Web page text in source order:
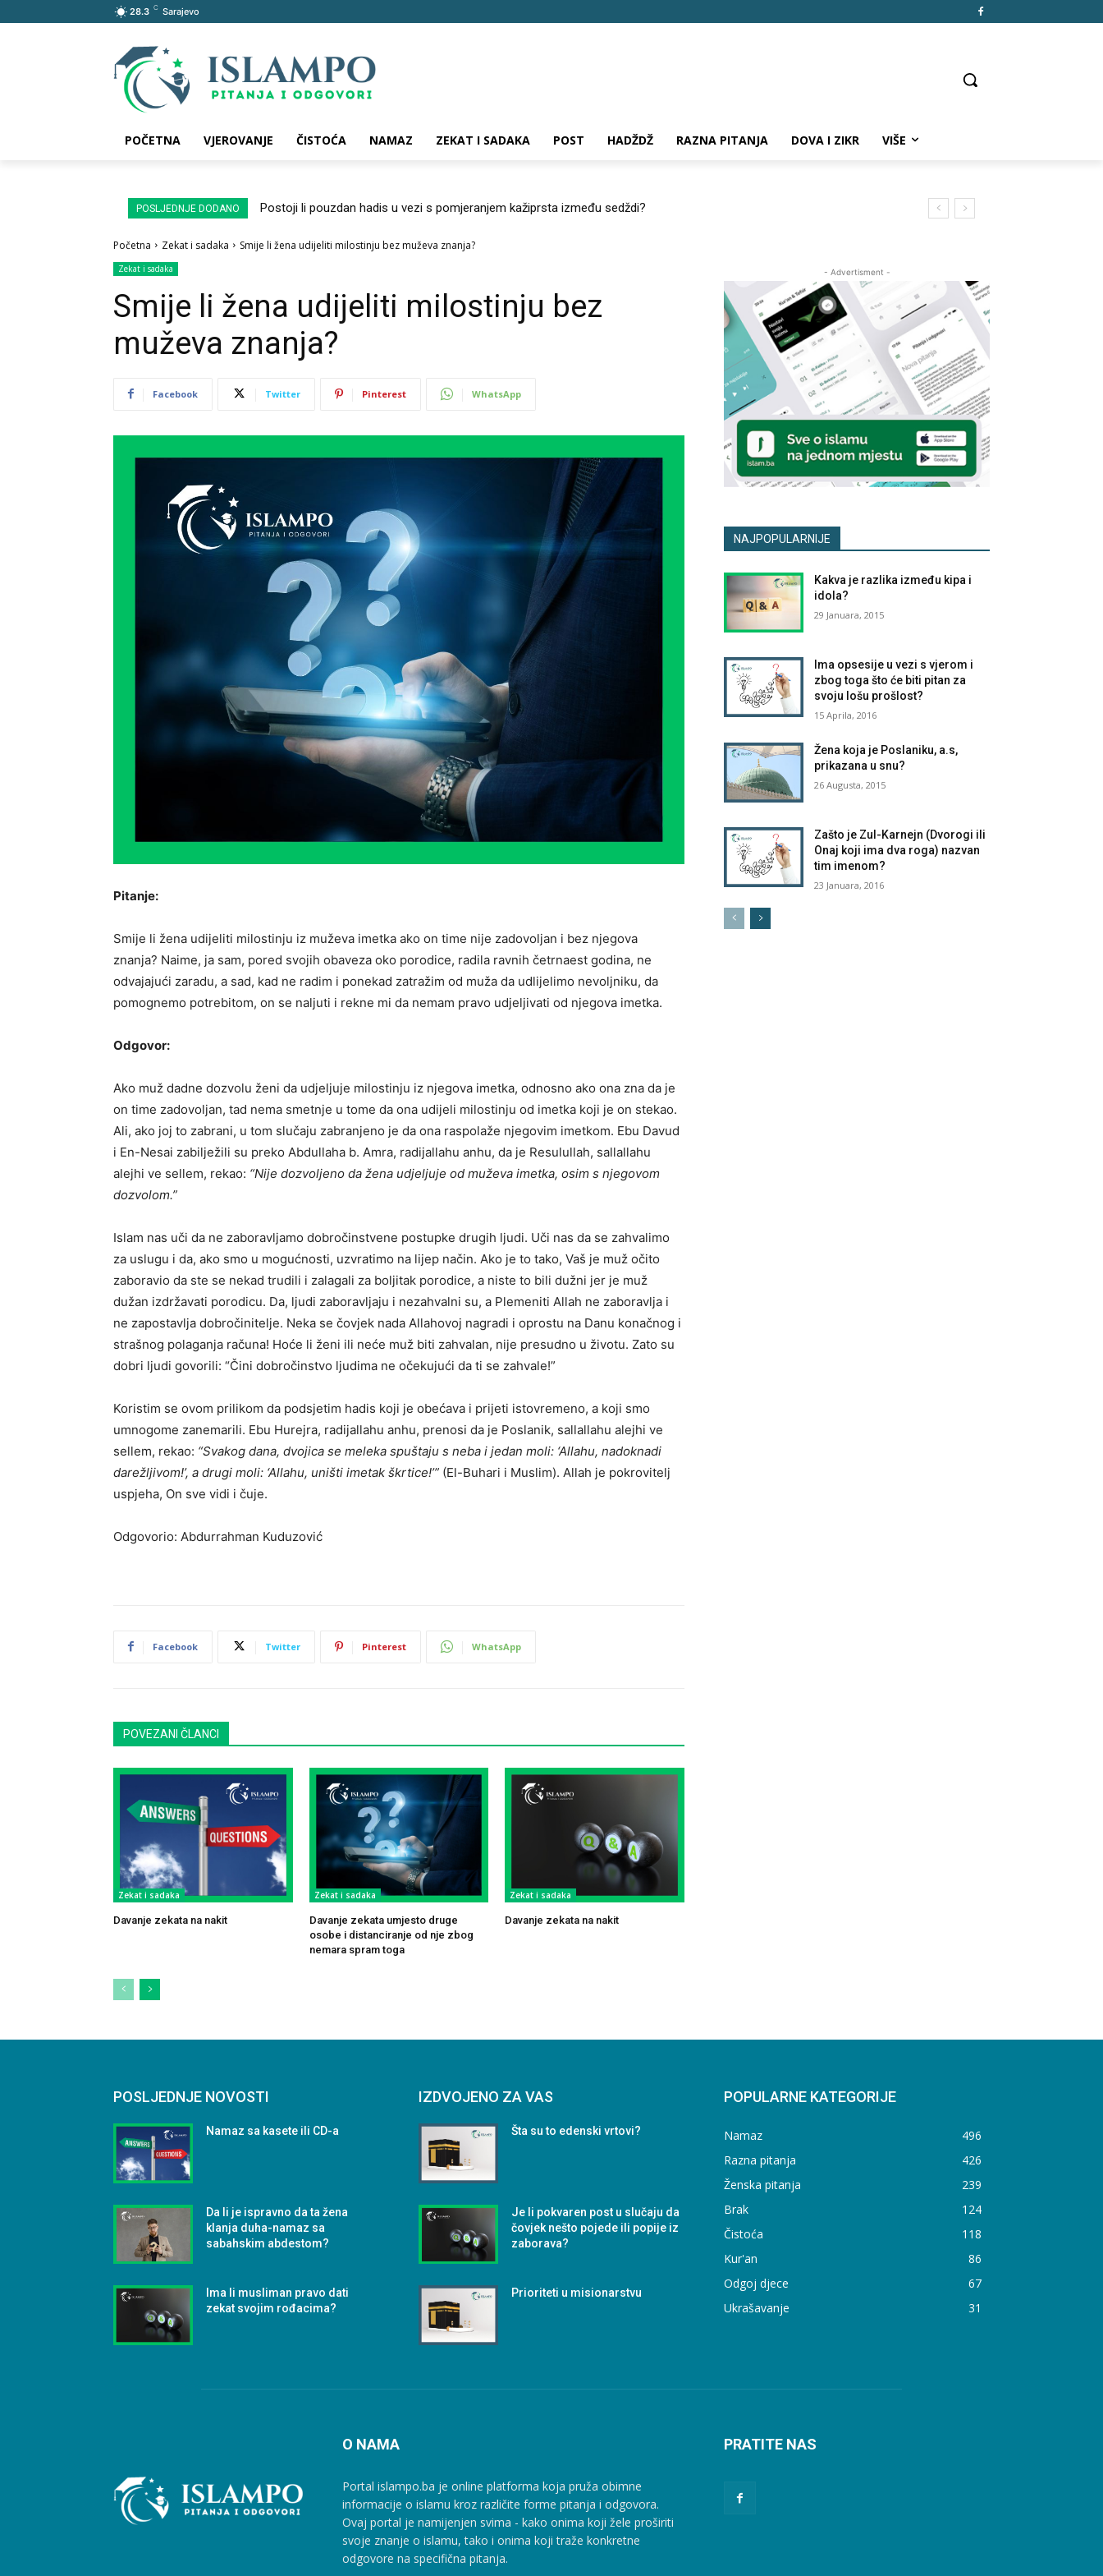
28.3 C Sarajevo
POČETNA VJEROVANJE ČISTOĆA NAMAZ ZEKAT I SADAKA POST HADŽDŽ RAZNA PITANJA DOVA I ZIKR VIŠE
POSLJEDNJE DODANO Postoji li pouzdan hadis u vezi s pomjeranjem kažiprsta između sedždi?
Početna Zekat i sadaka Smije li žena udijeliti milostinju bez muževa znanja?
Zekat i sadaka
Smije li žena udijeliti milostinju bez
muževa znanja?
Facebook Twitter Pinterest WhatsApp
Pitanje:
Smije li žena udijeliti milostinju iz muževa imetka ako on time nije zadovoljan i bez njegova
znanja? Naime, ja sam, pored svojih obaveza oko porodice, radila ravnih četrnaest godina, ne
odvajajući zaradu, a sad, kad ne radim i ponekad zatražim od muža da udlijelimo nevoljniku, da
pomognemo potrebitom, on se naljuti i rekne mi da nemam pravo udjeljivati od njegova imetka.
Odgovor:
Ako muž dadne dozvolu ženi da udjeljuje milostinju iz njegova imetka, odnosno ako ona zna da je
on time zadovoljan, tad nema smetnje u tome da ona udijeli milostinju od imetka koji je on stekao.
Ali, ako joj to zabrani, u tom slučaju zabranjeno je da ona raspolaže njegovim imetkom. Ebu Davud
i En-Nesai zabilježili su preko Abdullaha b. Amra, radijallahu anhu, da je Resulullah, sallallahu
alejhi ve sellem, rekao: “Nije dozvoljeno da žena udjeljuje od muževa imetka, osim s njegovom
dozvolom.”
Islam nas uči da ne zaboravljamo dobročinstvene postupke drugih ljudi. Uči nas da se zahvalimo
za uslugu i da, ako smo u mogućnosti, uzvratimo na lijep način. Ako je to tako, Vaš je muž očito
zaboravio da ste se nekad trudili i zalagali za boljitak porodice, a niste to bili dužni jer je muž
dužan izdržavati porodicu. Da, ljudi zaboravljaju i nezahvalni su, a Plemeniti Allah ne zaboravlja i
ne zapostavlja dobročinitelje. Neka se čovjek nada Allahovoj nagradi i oprostu na Danu konačnog i
strašnog polaganja računa! Hoće li ženi ili neće muž biti zahvalan, nije presudno u životu. Zato su
dobri ljudi govorili: “Čini dobročinstvo ljudima ne očekujući da ti se zahvale!”
Koristim se ovom prilikom da podsjetim hadis koji je obećava i prijeti istovremeno, a koji smo
umnogome zanemarili. Ebu Hurejra, radijallahu anhu, prenosi da je Poslanik, sallallahu alejhi ve
sellem, rekao: “Svakog dana, dvojica se meleka spuštaju s neba i jedan moli: ‘Allahu, nadoknadi
darežljivom!’, a drugi moli: ‘Allahu, uništi imetak škrtice!’” (El-Buhari i Muslim). Allah je pokrovitelj
uspjeha, On sve vidi i čuje.
Odgovorio: Abdurrahman Kuduzović
Facebook Twitter Pinterest WhatsApp
POVEZANI ČLANCI
Zekat i sadaka
Davanje zekata na nakit
Zekat i sadaka
Davanje zekata umjesto druge
osobe i distanciranje od nje zbog
nemara spram toga
Zekat i sadaka
Davanje zekata na nakit
- Advertisment -
NAJPOPULARNIJE
Kakva je razlika između kipa i
idola?
29 Januara, 2015
Ima opsesije u vezi s vjerom i
zbog toga što će biti pitan za
svoju lošu prošlost?
15 Aprila, 2016
Žena koja je Poslaniku, a.s,
prikazana u snu?
26 Augusta, 2015
Zašto je Zul-Karnejn (Dvorogi ili
Onaj koji ima dva roga) nazvan
tim imenom?
23 Januara, 2016
POSLJEDNJE NOVOSTI
Namaz sa kasete ili CD-a
Da li je ispravno da ta žena
klanja duha-namaz sa
sabahskim abdestom?
Ima li musliman pravo dati
zekat svojim rođacima?
IZDVOJENO ZA VAS
Šta su to edenski vrtovi?
Je li pokvaren post u slučaju da
čovjek nešto pojede ili popije iz
zaborava?
Prioriteti u misionarstvu
POPULARNE KATEGORIJE
Namaz
496
Razna pitanja
426
Ženska pitanja
239
Brak
124
Čistoća
118
Kur'an
86
Odgoj djece
67
Ukrašavanje
31
O NAMA
Portal islampo.ba je online platforma koja pruža obimne
informacije o islamu kroz različite forme pitanja i odgovora.
Ovaj portal je namijenjen svima - kako onima koji žele proširiti
svoje znanje o islamu, tako i onima koji traže konkretne
odgovore na specifična pitanja.
PRATITE NAS